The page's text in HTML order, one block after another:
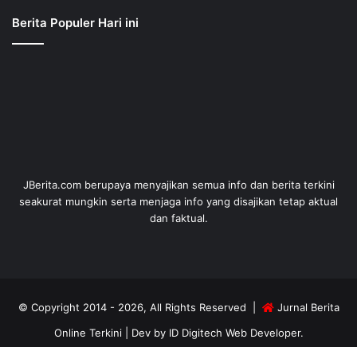
Berita Populer Hari ini
dan faktual.